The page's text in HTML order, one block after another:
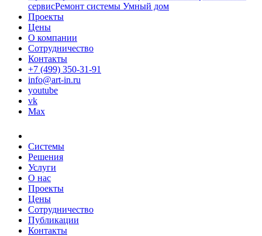
сервисРемонт системы Умный дом
Проекты
Цены
О компании
Сотрудничество
Контакты
+7 (499) 350-31-91
info@art-in.ru
youtube
vk
Max
Системы
Решения
Услуги
О нас
Проекты
Цены
Сотрудничество
Публикации
Контакты